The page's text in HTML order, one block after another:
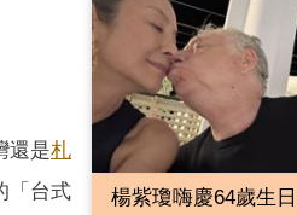
還是札
「台式
楊紫瓊嗨慶64歲生